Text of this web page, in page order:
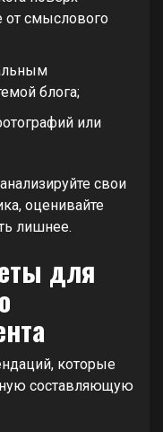
от смыслового
блога;
или
свои
оценивайте
лишнее.
для
которые
составляющую